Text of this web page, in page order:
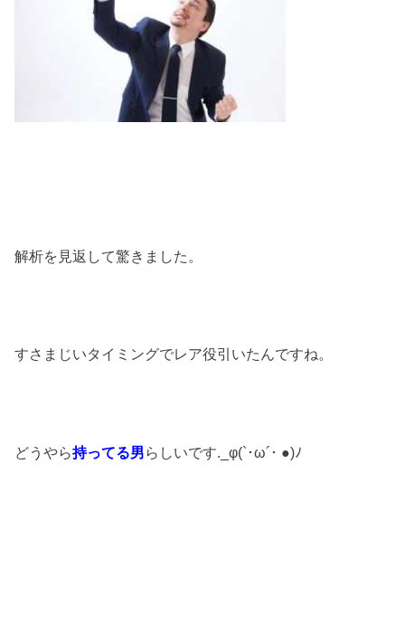
解析を見返して驚きました。
すさまじいタイミングでレア役引いたんですね。
どうやら持ってる男らしいです._φ(`･ω´･ ●)ﾉ